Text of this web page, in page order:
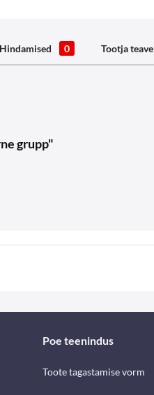
Hindamised 0 Tootja teave
grupp"
Poe teenindus
Toote tagastamise vorm